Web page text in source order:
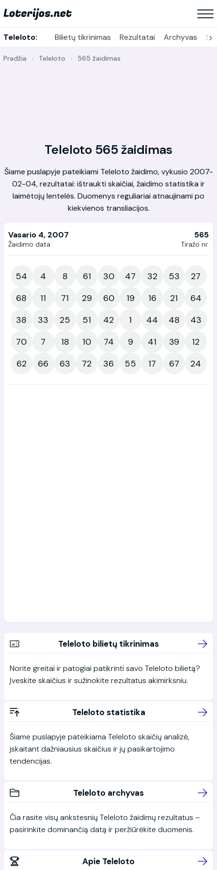
Teleloto: Bilietų tikrinimas Rezultatai Archyvas ›
Pradžia Teleloto 565 žaidimas
Teleloto 565 žaidimas
Šiame puslapyje pateikiami Teleloto žaidimo, vykusio 2007-
02-04, rezultatai: ištraukti skaičiai, žaidimo statistika ir
laimėtojų lentelės. Duomenys reguliariai atnaujinami po
kiekvienos transliacijos.
Vasario 4, 2007
Žaidimo data
565
Tiražo nr.
54 4 8 61 30 47 32 53
27
68
11 71 29 60 19 16 21
64
38
33 25 51 42 1 44 48
43
70
7 18 10 74 9 41 39
12
62
66 63 72 36 55 17 67 24
Teleloto bilietų tikrinimas
Norite greitai ir patogiai patikrinti savo Teleloto bilietą?
Įveskite skaičius ir sužinokite rezultatus akimirksniu.
Teleloto statistika
Šiame puslapyje pateikiama Teleloto skaičių analizė,
įskaitant dažniausius skaičius ir jų pasikartojimo
tendencijas.
Teleloto archyvas
Čia rasite visų ankstesnių Teleloto žaidimų rezultatus –
pasirinkite dominančią datą ir peržiūrėkite duomenis.
Apie Teleloto